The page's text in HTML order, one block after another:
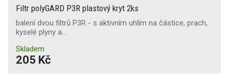
Filtr polyGARD P3R plastový kryt 2ks
balení dvou filtrů P3R - s aktivním uhlím na částice, prach,
kyselé plyny a…
Skladem
205 Kč